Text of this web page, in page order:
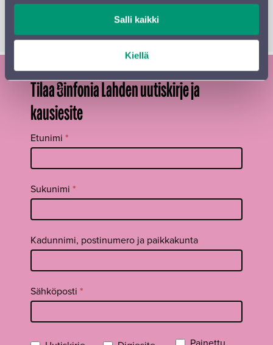
Salli kaikki
Kiellä
LUE KÄSIOHJELMA
Tilaa Sinfonia Lahden uutiskirje ja
kausiesite
Tilaa
uutiskirje
footer FI
Etunimi *
Sukunimi *
Kadunnimi, postinumero ja paikkakunta
Sähköposti *